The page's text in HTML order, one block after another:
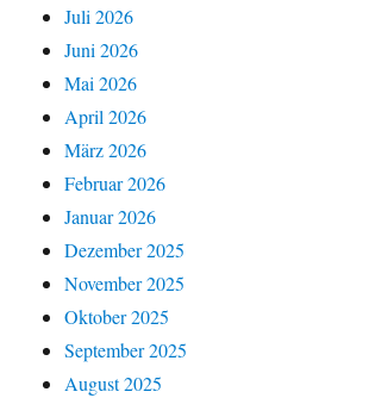
Juli 2026
Juni 2026
Mai 2026
April 2026
März 2026
Februar 2026
Januar 2026
Dezember 2025
November 2025
Oktober 2025
September 2025
August 2025